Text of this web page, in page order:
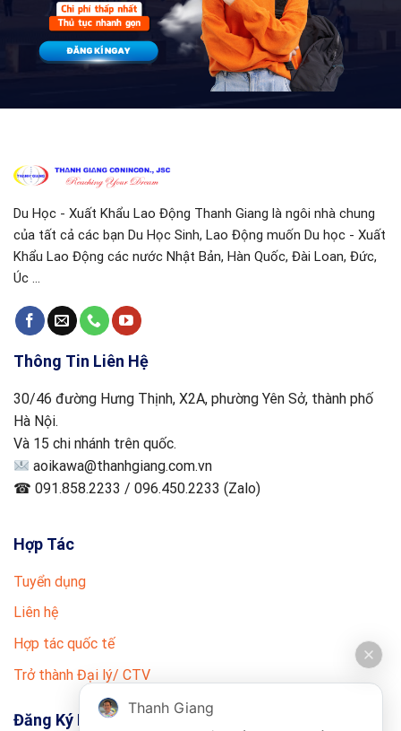
Du Học - Xuất Khẩu Lao Động Thanh Giang là ngôi nhà chung
của tất cả các bạn Du Học Sinh, Lao Động muốn Du học - Xuất
Khẩu Lao Động các nước Nhật Bản, Hàn Quốc, Đài Loan, Đức,
Úc ...
Thông Tin Liên Hệ
30/46 đường Hưng Thịnh, X2A, phường Yên Sở, thành phố
Hà Nội.
Và 15 chi nhánh trên quốc.
aoikawa@thanhgiang.com.vn
☎ 091.858.2233 / 096.450.2233 (Zalo)
Hợp Tác
Tuyển dụng
Liên hệ
Hợp tác quốc tế
Trở thành Đại lý/ CTV
Đăng Ký Nhận Tin
Thanh Giang